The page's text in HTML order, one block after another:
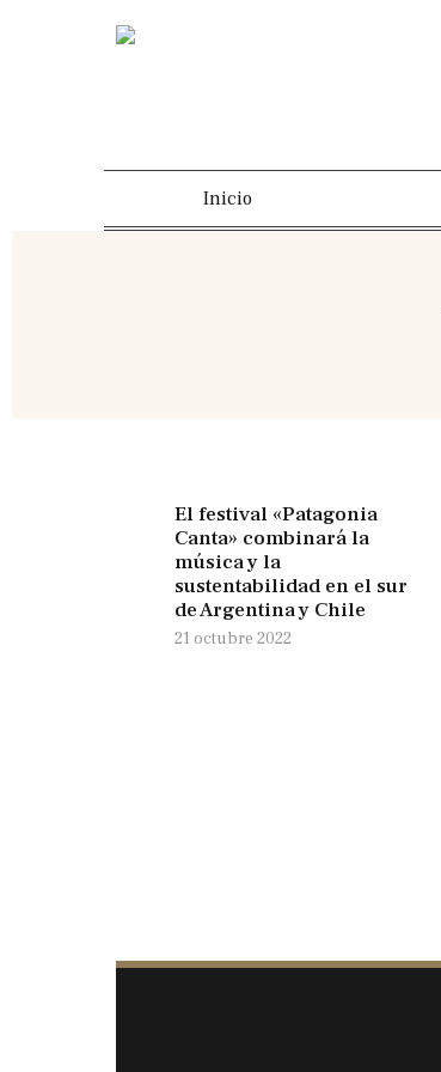
Inicio
El festival «Patagonia
Canta» combinará la
música y la
sustentabilidad en el sur
de Argentina y Chile
21 octubre 2022